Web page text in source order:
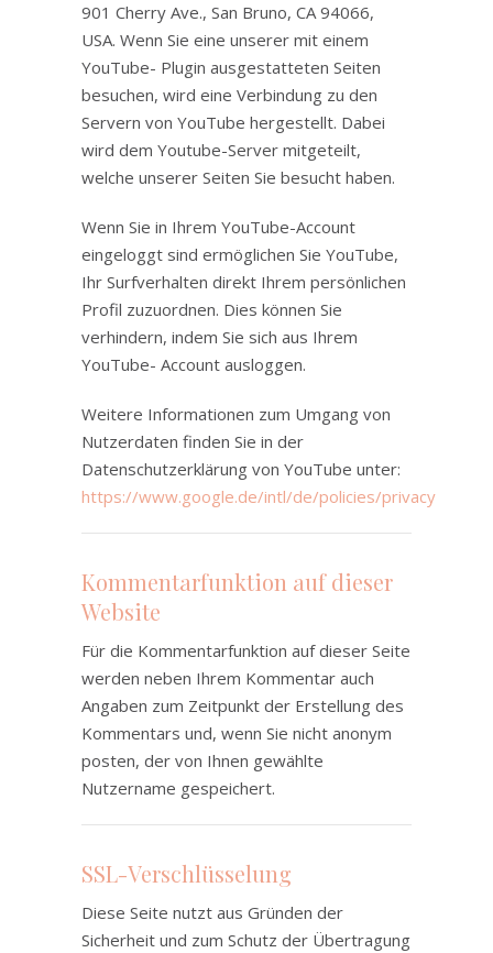
901 Cherry Ave., San Bruno, CA 94066,
USA. Wenn Sie eine unserer mit einem
YouTube- Plugin ausgestatteten Seiten
besuchen, wird eine Verbindung zu den
Servern von YouTube hergestellt. Dabei
wird dem Youtube-Server mitgeteilt,
welche unserer Seiten Sie besucht haben.
Wenn Sie in Ihrem YouTube-Account
eingeloggt sind ermöglichen Sie YouTube,
Ihr Surfverhalten direkt Ihrem persönlichen
Profil zuzuordnen. Dies können Sie
verhindern, indem Sie sich aus Ihrem
YouTube- Account ausloggen.
Weitere Informationen zum Umgang von
Nutzerdaten finden Sie in der
Datenschutzerklärung von YouTube unter:
https://www.google.de/intl/de/policies/privacy
Kommentarfunktion auf dieser
Website
Für die Kommentarfunktion auf dieser Seite
werden neben Ihrem Kommentar auch
Angaben zum Zeitpunkt der Erstellung des
Kommentars und, wenn Sie nicht anonym
posten, der von Ihnen gewählte
Nutzername gespeichert.
SSL-Verschlüsselung
Diese Seite nutzt aus Gründen der
Sicherheit und zum Schutz der Übertragung